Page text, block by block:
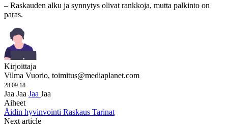
– Raskauden alku ja synnytys olivat rankkoja, mutta palkinto on
paras.
Kirjoittaja
Vilma Vuorio, toimitus@mediaplanet.com
28.09.18
Jaa Jaa Jaa Jaa
Aiheet
Äidin hyvinvointi Raskaus Tarinat
Next article